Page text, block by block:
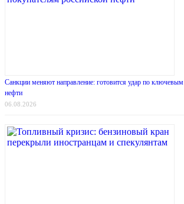
Санкции меняют направление: готовится удар по
нефти
06.08.2026